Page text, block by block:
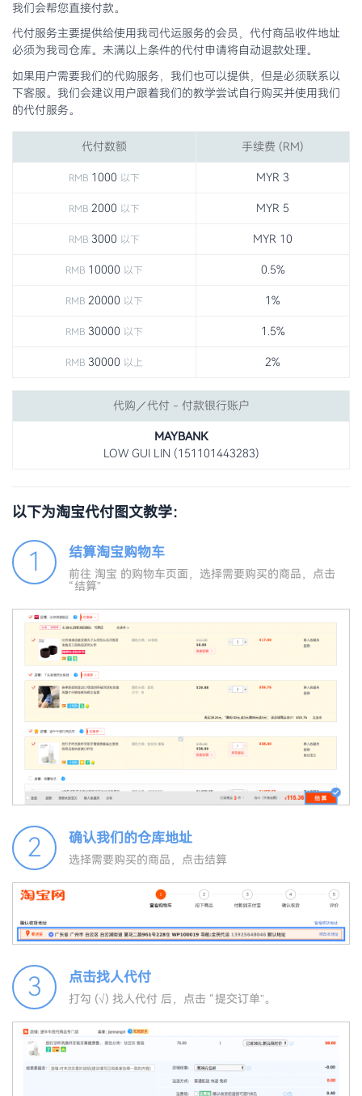
我们会帮您直接付款。
代付服务主要提供给使用我司代运服务的会员，代付商品收件地址
必须为我司仓库。未满以上条件的代付申请将自动退款处理。
如果用户需要我们的代购服务，我们也可以提供，但是必须联系以
下客服。我们会建议用户跟着我们的教学尝试自行购买并使用我们
的代付服务。
代付数额 手续费 (RM)
RMB 1000 以下 MYR 3
RMB 2000 以下 MYR 5
RMB 3000 以下 MYR 10
RMB 10000 以下 0.5%
RMB 20000 以下 1%
RMB 30000 以下 1.5%
RMB 30000 以上 2%
代购／代付 - 付款银行账户
MAYBANK
LOW GUI LIN (151101443283)
以下为淘宝代付图文教学：
1 结算淘宝购物车
前往 淘宝 的购物车页面，选择需要购买的商品，点击
“结算”
2 确认我们的仓库地址
选择需要购买的商品，点击结算
3 点击找人代付
打勾 (√) 找人代付 后，点击 “提交订单”。